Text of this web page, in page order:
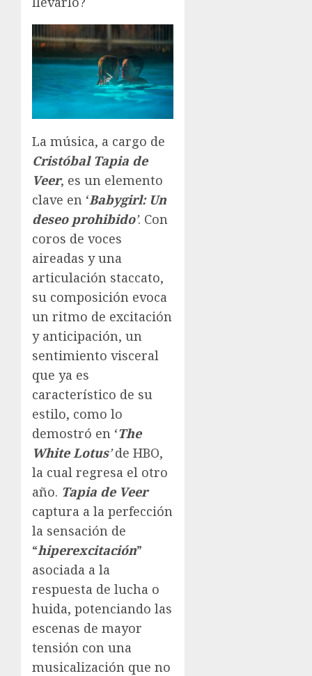
La música, a cargo de
Cristóbal Tapia de
Veer, es un elemento
clave en ‘Babygirl: Un
deseo prohibido’. Con
coros de voces
aireadas y una
articulación staccato,
su composición evoca
un ritmo de excitación
y anticipación, un
sentimiento visceral
que ya es
característico de su
estilo, como lo
demostró en ‘The
White Lotus’de HBO,
la cual regresa el otro
año. Tapia de Veer
captura a la perfección
la sensación de
“hiperexcitación”
asociada a la
respuesta de lucha o
huida, potenciando las
escenas de mayor
tensión con una
musicalización que no